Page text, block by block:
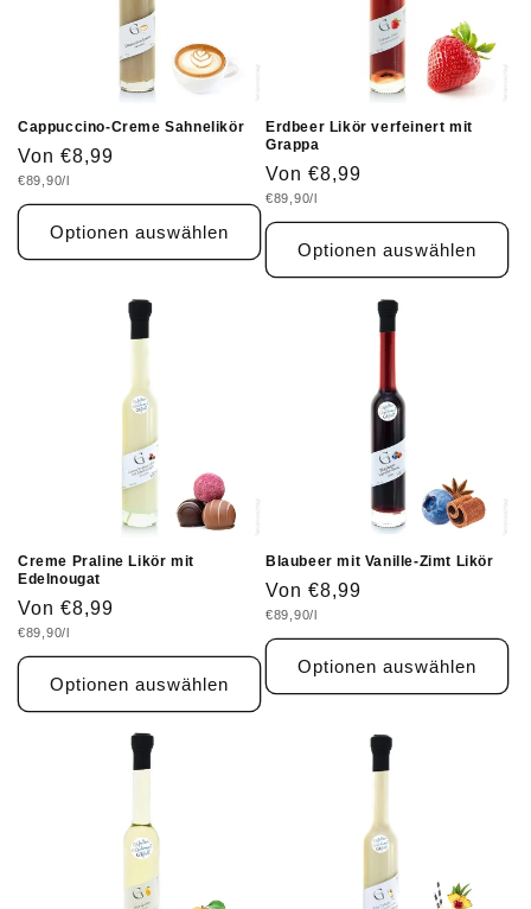
Cappuccino-Creme Sahnelikör
Normaler
Preis
Von €8,99
Grundpreis
€89,90/l
Optionen auswählen
Erdbeer Likör verfeinert mit
Grappa
Normaler
Preis
Von €8,99
Grundpreis
€89,90/l
Optionen auswählen
Creme Praline Likör mit
Edelnougat
Normaler
Preis
Von €8,99
Grundpreis
€89,90/l
Optionen auswählen
Blaubeer mit Vanille-Zimt Likör
Normaler
Preis
Von €8,99
Grundpreis
€89,90/l
Optionen auswählen